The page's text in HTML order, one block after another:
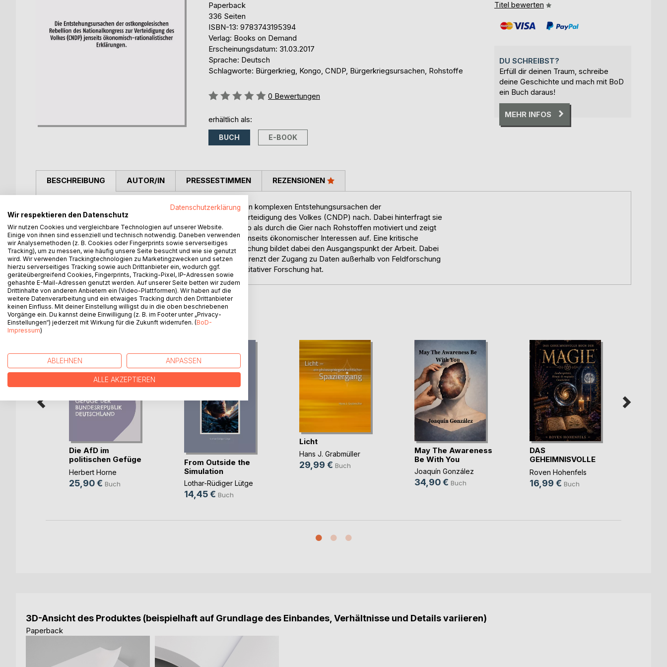
Paperback
336 Seiten
ISBN-13: 9783743195394
Verlag: Books on Demand
Erscheinungsdatum: 31.03.2017
Sprache: Deutsch
Schlagworte: Bürgerkrieg, Kongo, CNDP, Bürgerkriegsursachen, Rohstoffe
Bewertung::
0 Bewertungen
erhältlich als:
BUCH E-BOOK
Titel bewerten
DU SCHREIBST?
Erfüll dir deinen Traum, schreibe
deine Geschichte und mach mit BoD
ein Buch daraus!
MEHR INFOS
BESCHREIBUNG
In ihrer Dissertation geht Sylvia Sergiou der Frage nach den komplexen Entstehungsursachen der
ostkongolesischen Rebellion des Nationalkongress zur Verteidigung des Volkes (CNDP) nach. Dabei hinterfragt sie
die noch heute gängige Erklärung von Bürgerkrieg in Kongo als durch die Gier nach Rohstoffen motiviert und zeigt
die Komplexität der Entstehungsursachen der Rebellion jenseits ökonomischer Interessen auf. Eine kritische
Diskussion des Status-quo der Bürgerkriegsursachenforschung bildet dabei den Ausgangspunkt der Arbeit. Dabei
zeigt sie deutlich anhand des Beispiels der CNDP wie begrenzt der Zugang zu Daten außerhalb von Feldforschung
ist und welche negativen Folgen dies für die Qualität quantitativer Forschung hat.
AUTOR/IN PRESSESTIMMEN REZENSIONEN
WEITERE TITEL BEIBoD
Die AfD im
politischen Gefüge
der (...)
Herbert Horne
25,90 € Buch
From Outside the
Simulation
Lothar-Rüdiger Lütge
14,45 € Buch
Licht
Hans J. Grabmüller
29,99 € Buch
May The Awareness
Be With You
Joaquín González
34,90 € Buch
DAS
GEHEIMNISVOLLE
BUCH DER MAGIE
Roven Hohenfels
16,99 € Buch
3D-Ansicht des Produktes (beispielhaft auf Grundlage des Einbandes, Verhältnisse und Details variieren)
Paperback
Datenschutzerklärung
Wir respektieren den Datenschutz
Wir nutzen Cookies und vergleichbare Technologien auf unserer Website.
Einige von ihnen sind essenziell und technisch notwendig. Daneben verwenden
wir Analysemethoden (z. B. Cookies oder Fingerprints sowie serverseitiges
Tracking), um zu messen, wie häufig unsere Seite besucht und wie sie genutzt
wird. Wir verwenden Trackingtechnologien zu Marketingzwecken und setzen
hierzu serverseitiges Tracking sowie auch Drittanbieter ein, wodurch ggf.
geräteübergreifend Cookies, Fingerprints, Tracking-Pixel, IP-Adressen sowie
gehashte E-Mail-Adressen genutzt werden. Auf unserer Seite betten wir zudem
Drittinhalte von anderen Anbietern ein (Video-Plattformen). Wir haben auf die
weitere Datenverarbeitung und ein etwaiges Tracking durch den Drittanbieter
keinen Einfluss. Mit deiner Einstellung willigst du in die oben beschriebenen
Vorgänge ein. Du kannst deine Einwilligung (z. B. im Footer unter „Privacy-
Einstellungen“) jederzeit mit Wirkung für die Zukunft widerrufen. (BoD-
Impressum)
ABLEHNEN ANPASSEN
ALLE AKZEPTIEREN